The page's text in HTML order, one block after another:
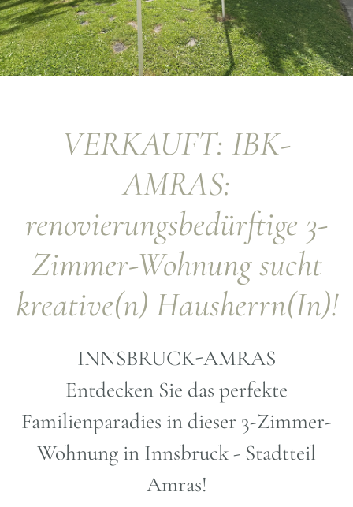
VERKAUFT: IBK-
AMRAS:
renovierungsbedürftige 3-
Zimmer-Wohnung sucht
kreative(n) Hausherrn(In)!
INNSBRUCK-AMRAS
Entdecken Sie das perfekte
Familienparadies in dieser 3-Zimmer-
Wohnung in Innsbruck - Stadtteil
Amras!